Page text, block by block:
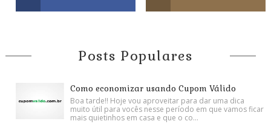
Posts Populares
Como economizar usando Cupom Válido
Boa tarde!! Hoje vou aproveitar para dar uma dica
muito útil para vocês nesse período em que vamos ficar
mais quietinhos em casa e que o co...